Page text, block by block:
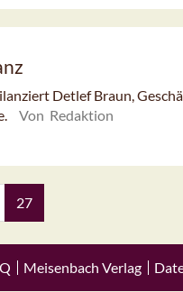
Detlef Braun,
Von Redaktion
27
Meisenbach Verlag